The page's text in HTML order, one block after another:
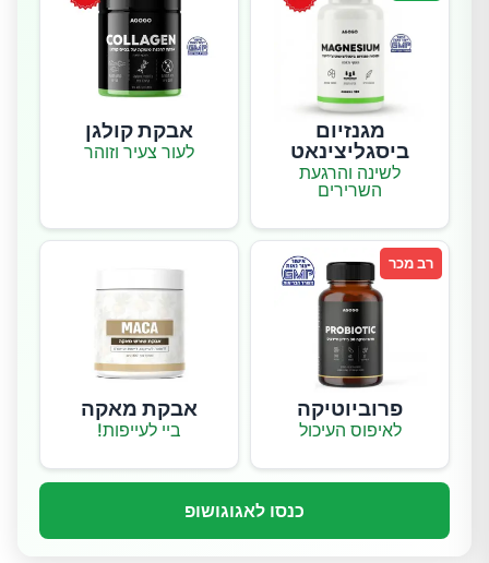
מגנזיום
ביסגליצינאט
לשינה והרגעת
השרירים
אבקת קולגן
לעור צעיר וזוהר
רב מכר
פרוביוטיקה
לאיפוס העיכול
אבקת מאקה
ביי לעייפות!
כנסו לאגוגושופ